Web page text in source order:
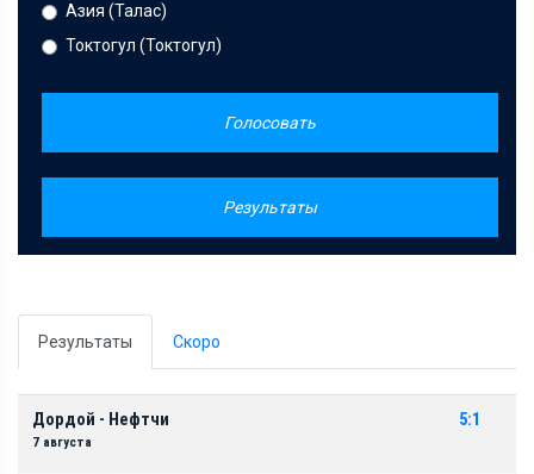
Азия (Талас)
Токтогул (Токтогул)
Голосовать
Результаты
Результаты Скоро
Дордой - Нефтчи
7 августа
5:1